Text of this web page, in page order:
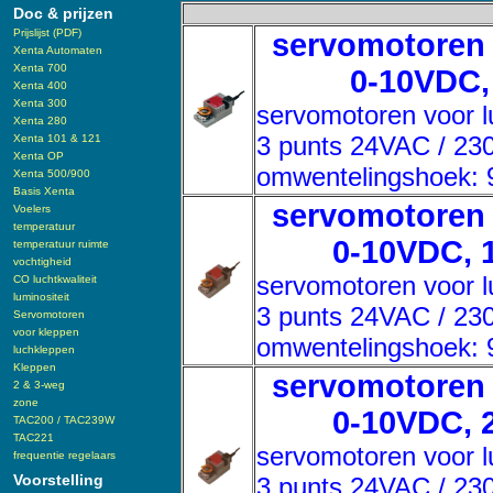
Doc & prijzen
Prijslijst (PDF)
Xenta Automaten
Xenta 700
Xenta 400
Xenta 300
Xenta 280
Xenta 101 & 121
Xenta OP
Xenta 500/900
Basis Xenta
Voelers
temperatuur
temperatuur ruimte
vochtigheid
CO luchtkwaliteit
luminositeit
Servomotoren
voor kleppen
luchkleppen
Kleppen
2 & 3-weg
zone
TAC200 / TAC239W
TAC221
frequentie regelaars
Voorstelling
servomotoren
0-
servomotoren voor
3 punts 24VAC /
omwentelingshoek:
servomotoren
0-10VDC,
servomotoren voor
3 punts 24VAC /
omwentelingshoek:
servomotoren
0-10VDC,
servomotoren voor
3 punts 24VAC /